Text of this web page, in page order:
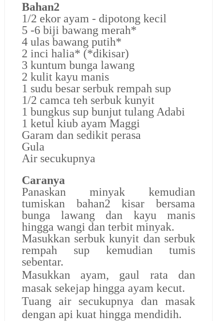
Bahan2
1/2 ekor ayam - dipotong kecil
5 -6 biji bawang merah*
4 ulas bawang putih*
2 inci halia* (*dikisar)
3 kuntum bunga lawang
2 kulit kayu manis
1 sudu besar serbuk rempah sup
1/2 camca teh serbuk kunyit
1 bungkus sup bunjut tulang Adabi
1 ketul kiub ayam Maggi
Garam dan sedikit perasa
Gula
Air secukupnya
Caranya
Panaskan minyak kemudian
tumiskan bahan2 kisar bersama
bunga lawang dan kayu manis
hingga wangi dan terbit minyak.
Masukkan serbuk kunyit dan serbuk
rempah sup kemudian tumis
sebentar.
Masukkan ayam, gaul rata dan
masak sekejap hingga ayam kecut.
Tuang air secukupnya dan masak
dengan api kuat hingga mendidih.